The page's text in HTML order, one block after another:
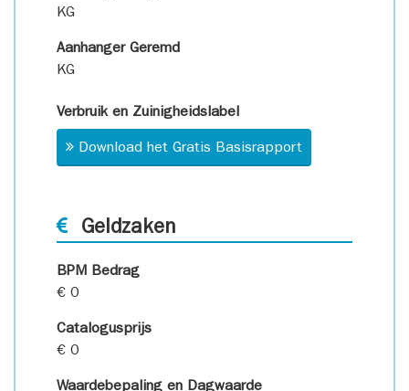
KG
Aanhanger Geremd
KG
Verbruik en Zuinigheidslabel
Download het Gratis Basisrapport
Geldzaken
BPM Bedrag
€ 0
Catalogusprijs
€ 0
Waardebepaling en Dagwaarde